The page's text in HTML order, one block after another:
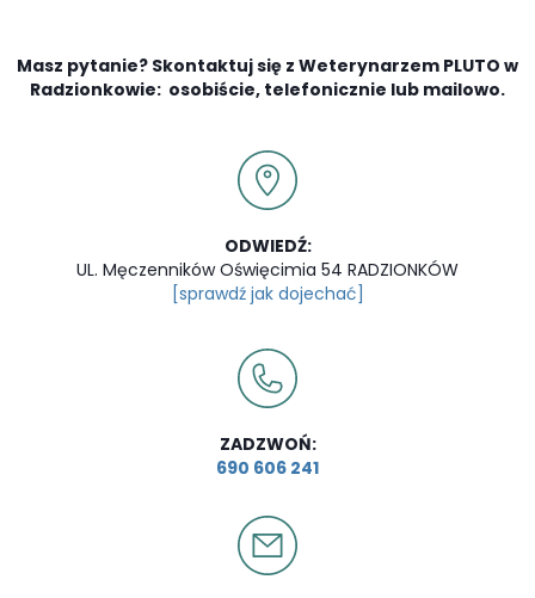
ZADZWOŃ:
690 606 241
ODWIEDŹ:
UL. Męczenników Oświęcimia 54 RADZIONKÓW
[sprawdź jak dojechać]
Masz pytanie? Skontaktuj się z Weterynarzem PLUTO w
Radzionkowie: osobiście, telefonicznie lub mailowo.